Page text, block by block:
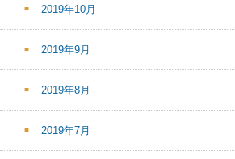
2019年10月
2019年9月
2019年8月
2019年7月